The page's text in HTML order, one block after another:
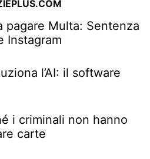
pagare Multa: Sentenza
Instagram
l’AI: il software
i criminali non hanno
carte